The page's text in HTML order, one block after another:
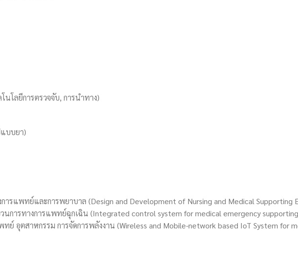
โลยีการตรวจจับ, การนำทาง)
บบยา)
พทย์และการพยาบาล (Design and Development of Nursing and Medical Supporting
การทางการแพทย์ฉุกเฉิน (Integrated control system for medical emergency
ย์ อุตสาหกรรม การจัดการพลังงาน (Wireless and Mobile-network based IoT System for